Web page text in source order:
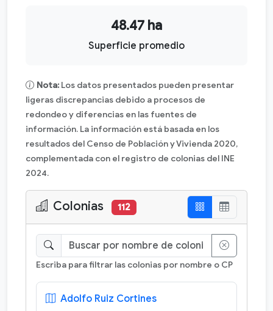
48.47 ha
Superficie promedio
Nota: Los datos presentados pueden presentar
ligeras discrepancias debido a procesos de
redondeo y diferencias en las fuentes de
información. La información está basada en los
resultados del Censo de Población y Vivienda 2020,
complementada con el registro de colonias del INE
2024.
Colonias 112
Escriba para filtrar las colonias por nombre o CP
Adolfo Ruiz Cortines